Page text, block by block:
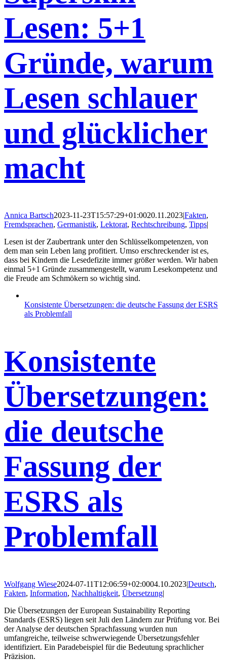
Lesen: 5+1
Gründe, warum
Lesen schlauer
und glücklicher
macht
Annica Bartsch2023-11-23T15:57:29+01:0020.11.2023|Fakten,
Fremdsprachen, Germanistik, Lektorat, Rechtschreibung, Tipps|
Lesen ist der Zaubertrank unter den Schlüsselkompetenzen, von
dem man sein Leben lang profitiert. Umso erschreckender ist es,
dass bei Kindern die Lesedefizite immer größer werden. Wir haben
einmal 5+1 Gründe zusammengestellt, warum Lesekompetenz und
die Freude am Schmökern so wichtig sind.
Konsistente Übersetzungen: die deutsche Fassung der ESRS
als Problemfall
Konsistente
Übersetzungen:
die deutsche
Fassung der
ESRS als
Problemfall
Wolfgang Wiese2024-07-11T12:06:59+02:0004.10.2023|Deutsch,
Fakten, Information, Nachhaltigkeit, Übersetzung|
Die Übersetzungen der European Sustainability Reporting
Standards (ESRS) liegen seit Juli den Ländern zur Prüfung vor. Bei
der Analyse der deutschen Sprachfassung wurden nun
umfangreiche, teilweise schwerwiegende Übersetzungsfehler
identifiziert. Ein Paradebeispiel für die Bedeutung sprachlicher
Präzision.